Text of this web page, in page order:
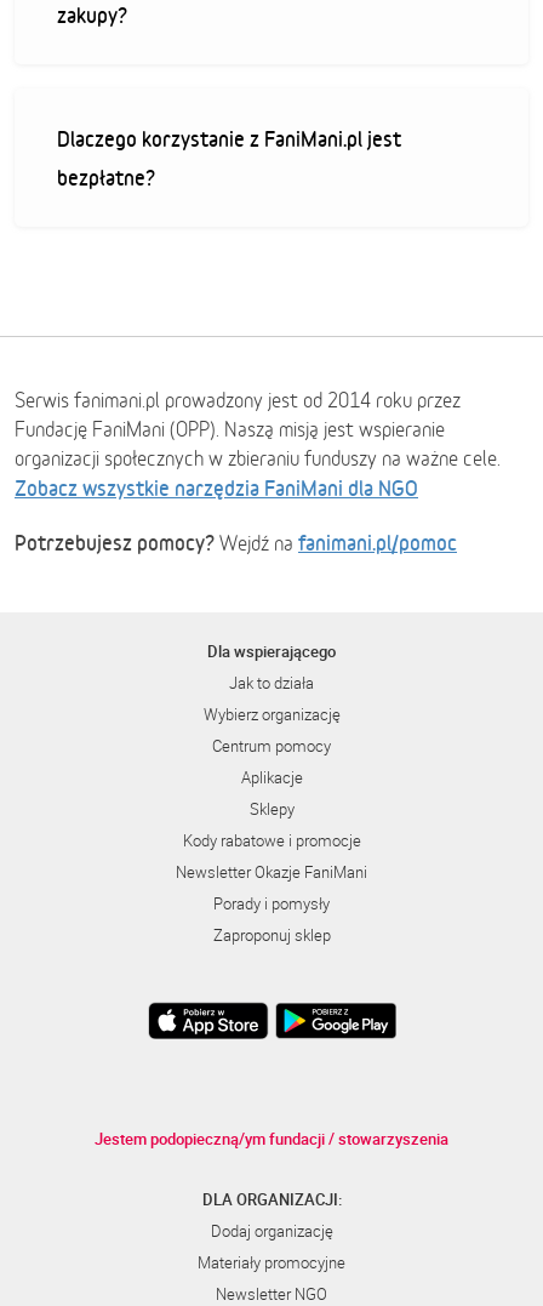
zakupy?
Dlaczego korzystanie z FaniMani.pl jest
bezpłatne?
Serwis fanimani.pl prowadzony jest od 2014 roku przez
Fundację FaniMani (OPP). Naszą misją jest wspieranie
organizacji społecznych w zbieraniu funduszy na ważne cele.
Zobacz wszystkie narzędzia FaniMani dla NGO
Potrzebujesz pomocy? Wejdź na fanimani.pl/pomoc
Dla wspierającego
Jak to działa
Wybierz organizację
Centrum pomocy
Aplikacje
Sklepy
Kody rabatowe i promocje
Newsletter Okazje FaniMani
Porady i pomysły
Zaproponuj sklep
Jestem podopieczną/ym fundacji / stowarzyszenia
DLA ORGANIZACJI:
Dodaj organizację
Materiały promocyjne
Newsletter NGO